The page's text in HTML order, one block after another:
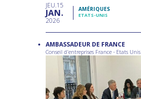
JEU 15
JAN
2026
AMÉRIQUES
ETATS-UNIS
AMBASSADEUR DE FRANCE
Conseil d'entreprises France - Etats Unis